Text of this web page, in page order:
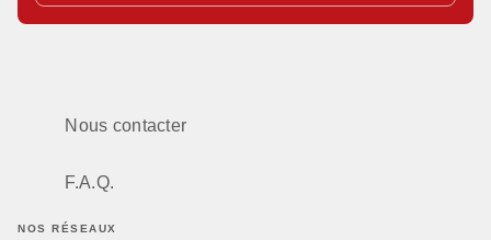
Nous contacter
F.A.Q.
NOS RÉSEAUX